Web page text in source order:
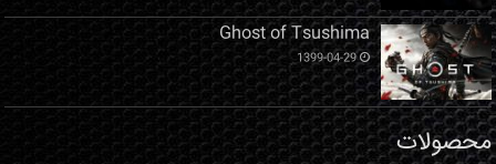
Ghost of Tsushima
1399-04-29
محصولات